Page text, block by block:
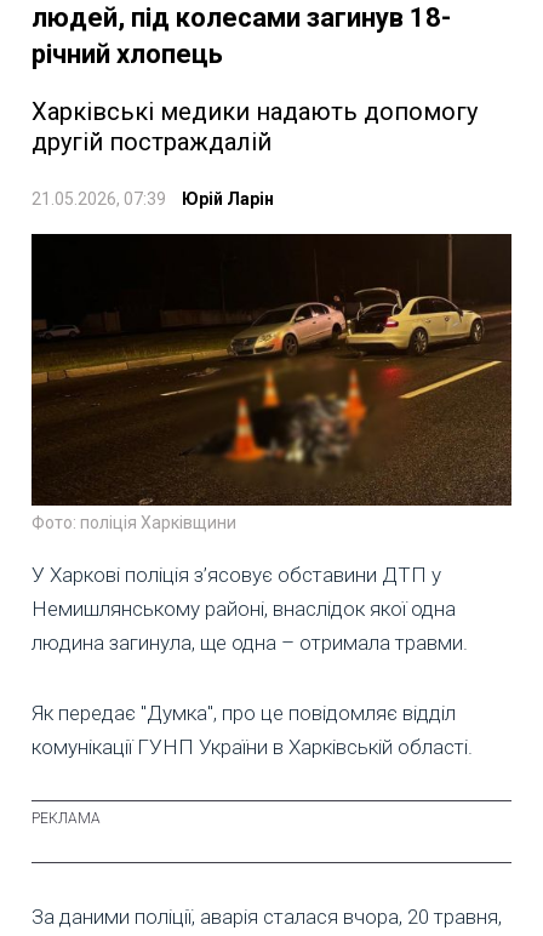
людей, під колесами загинув 18-
річний хлопець
Харківські медики надають допомогу
другій постраждалій
21.05.2026, 07:39 Юрій Ларін
Фото: поліція Харківщини
У Харкові поліція з’ясовує обставини ДТП у
Немишлянському районі, внаслідок якої одна
людина загинула, ще одна – отримала травми.
Як передає "Думка", про це повідомляє відділ
комунікації ГУНП України в Харківській області.
За даними поліції, аварія сталася вчора, 20 травня,